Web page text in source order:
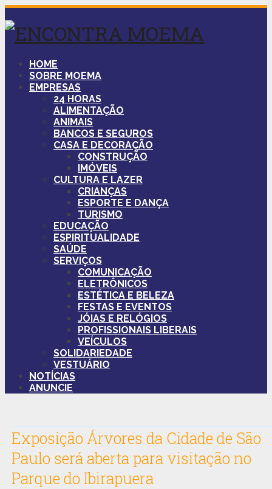
HOME
SOBRE MOEMA
EMPRESAS
24 HORAS
ALIMENTAÇÃO
ANIMAIS
BANCOS E SEGUROS
CASA E DECORAÇÃO
CONSTRUÇÃO
IMÓVEIS
CULTURA E LAZER
CRIANÇAS
ESPORTE E DANÇA
TURISMO
EDUCAÇÃO
ESPIRITUALIDADE
SAÚDE
SERVIÇOS
COMUNICAÇÃO
ELETRÔNICOS
ESTÉTICA E BELEZA
FESTAS E EVENTOS
JÓIAS E RELÓGIOS
PROFISSIONAIS LIBERAIS
VEÍCULOS
SOLIDARIEDADE
VESTUÁRIO
NOTÍCIAS
ANUNCIE
Exposição Árvores da Cidade de São
Paulo será aberta para visitação no
Parque do Ibirapuera